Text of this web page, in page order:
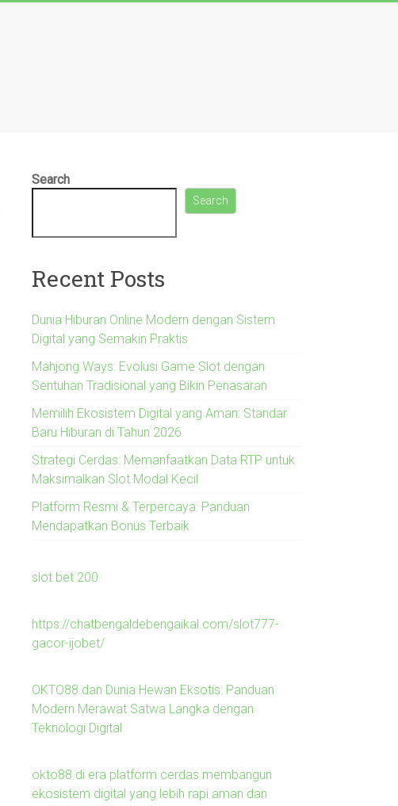
Search
Search
Recent Posts
Dunia Hiburan Online Modern dengan Sistem
Digital yang Semakin Praktis
Mahjong Ways: Evolusi Game Slot dengan
Sentuhan Tradisional yang Bikin Penasaran
Memilih Ekosistem Digital yang Aman: Standar
Baru Hiburan di Tahun 2026
Strategi Cerdas: Memanfaatkan Data RTP untuk
Maksimalkan Slot Modal Kecil
Platform Resmi & Terpercaya: Panduan
Mendapatkan Bonus Terbaik
slot bet 200
https://chatbengaldebengaikal.com/slot777-
gacor-ijobet/
OKTO88 dan Dunia Hewan Eksotis: Panduan
Modern Merawat Satwa Langka dengan
Teknologi Digital
okto88 di era platform cerdas membangun
ekosistem digital yang lebih rapi aman dan